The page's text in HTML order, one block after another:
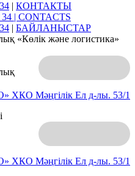
| КОНТАКТЫ
| CONTACTS
| БАЙЛАНЫСТАР
«Көлік және логистика»
ХКО Мәңгілік Ел д-лы. 53/1
ХКО Мәңгілік Ел д-лы. 53/1